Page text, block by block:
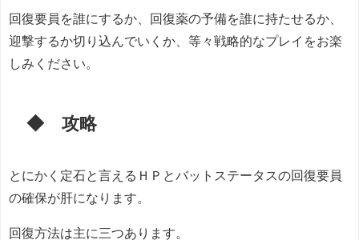
回復要員を誰にするか、回復薬の予備を誰に持たせるか、
迎撃するか切り込んでいくか、等々戦略的なプレイをお楽
しみください。
◆ 攻略
とにかく定石と言えるＨＰとバットステータスの回復要員
の確保が肝になります。
回復方法は主に三つあります。